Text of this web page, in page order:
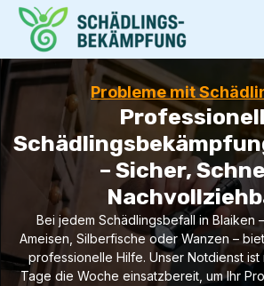
Probleme mit
– Sicher,
Bei jedem Schädlingsbefall in Blaiken
Ameisen, Silberfische oder Wanzen –
professionelle Hilfe. Unser Notdienst ist
Tage die Woche einsatzbereit, um Ihr